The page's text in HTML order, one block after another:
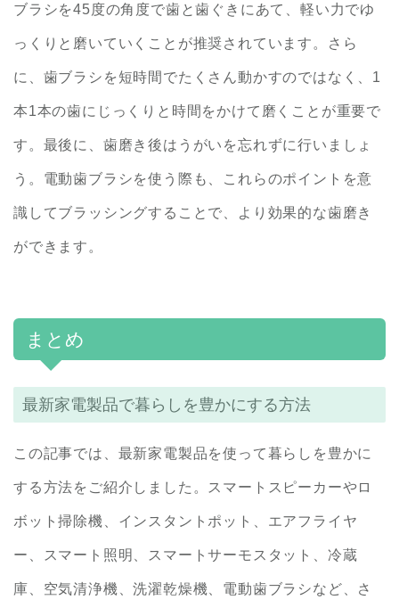
ブラシを45度の角度で歯と歯ぐきにあて、軽い力でゆ
っくりと磨いていくことが推奨されています。さら
に、歯ブラシを短時間でたくさん動かすのではなく、1
本1本の歯にじっくりと時間をかけて磨くことが重要で
す。最後に、歯磨き後はうがいを忘れずに行いましょ
う。電動歯ブラシを使う際も、これらのポイントを意
識してブラッシングすることで、より効果的な歯磨き
ができます。
まとめ
最新家電製品で暮らしを豊かにする方法
この記事では、最新家電製品を使って暮らしを豊かに
する方法をご紹介しました。スマートスピーカーやロ
ボット掃除機、インスタントポット、エアフライヤ
ー、スマート照明、スマートサーモスタット、冷蔵
庫、空気清浄機、洗濯乾燥機、電動歯ブラシなど、さ